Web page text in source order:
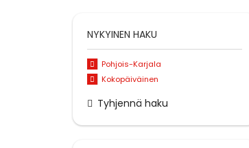
NYKYINEN HAKU
Pohjois-Karjala
Kokopäiväinen
Tyhjennä haku